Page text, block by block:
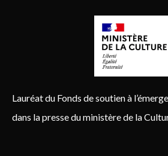
Lauréat du Fonds de soutien à
dans la presse du ministère de la